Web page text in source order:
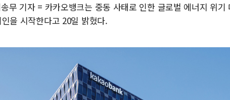
무 기자 = 카카오뱅크는 중동 사태로 인한 글로벌 에너지 위기
을 시작한다고 20일 밝혔다.